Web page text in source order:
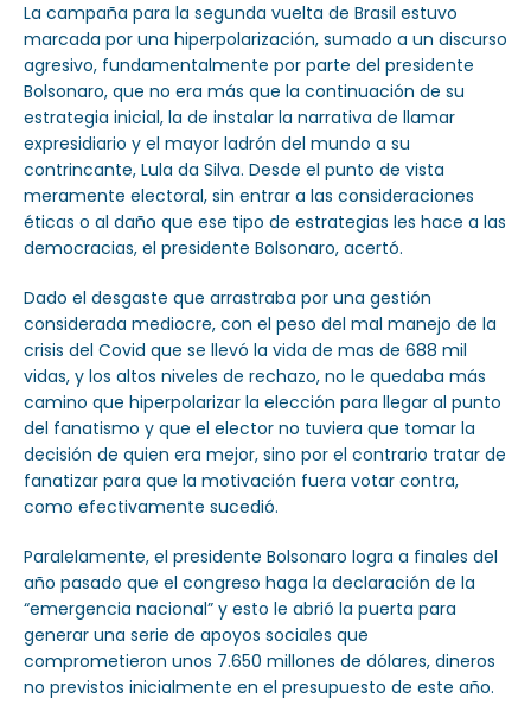
La campaña para la segunda vuelta de Brasil estuvo
marcada por una hiperpolarización, sumado a un discurso
agresivo, fundamentalmente por parte del presidente
Bolsonaro, que no era más que la continuación de su
estrategia inicial, la de instalar la narrativa de llamar
expresidiario y el mayor ladrón del mundo a su
contrincante, Lula da Silva. Desde el punto de vista
meramente electoral, sin entrar a las consideraciones
éticas o al daño que ese tipo de estrategias les hace a las
democracias, el presidente Bolsonaro, acertó.
Dado el desgaste que arrastraba por una gestión
considerada mediocre, con el peso del mal manejo de la
crisis del Covid que se llevó la vida de mas de 688 mil
vidas, y los altos niveles de rechazo, no le quedaba más
camino que hiperpolarizar la elección para llegar al punto
del fanatismo y que el elector no tuviera que tomar la
decisión de quien era mejor, sino por el contrario tratar de
fanatizar para que la motivación fuera votar contra,
como efectivamente sucedió.
Paralelamente, el presidente Bolsonaro logra a finales del
año pasado que el congreso haga la declaración de la
“emergencia nacional” y esto le abrió la puerta para
generar una serie de apoyos sociales que
comprometieron unos 7.650 millones de dólares, dineros
no previstos inicialmente en el presupuesto de este año.